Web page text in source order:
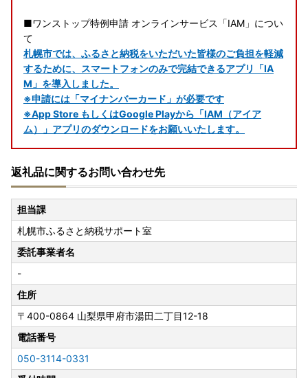
■ワンストップ特例申請 オンラインサービス「IAM」につい
て
札幌市では、ふるさと納税をいただいた皆様のご負担を軽減
するために、スマートフォンのみで完結できるアプリ「IA
M」を導入しました。
※申請には「マイナンバーカード」が必要です
※App Store もしくはGoogle Playから「IAM（アイア
ム）」アプリのダウンロードをお願いいたします。
返礼品に関するお問い合わせ先
担当課
札幌市ふるさと納税サポート室
委託事業者名
-
住所
〒400-0864 山梨県甲府市湯田二丁目12-18
電話番号
050-3114-0331